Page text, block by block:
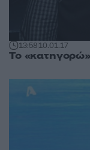
13:5810.01.17
Το